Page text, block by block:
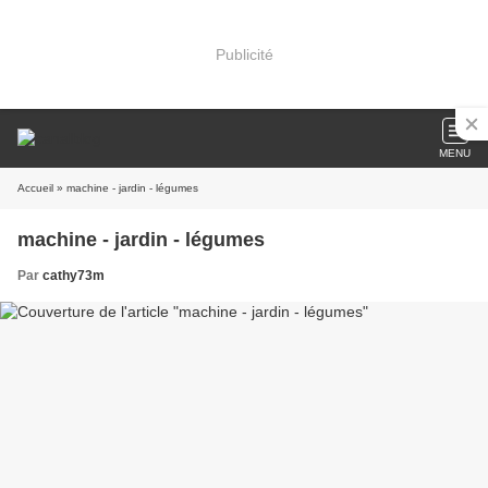
Publicité
MENU
Accueil » machine - jardin - légumes
machine - jardin - légumes
Par cathy73m